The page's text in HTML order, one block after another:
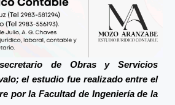
de Obras y Servicios
el estudio fue realizado entre el
por la Facultad de Ingeniería de la